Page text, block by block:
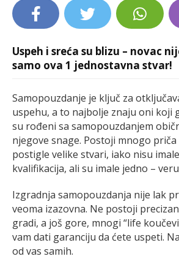
Uspeh i sreća su blizu – novac
samo ova 1 jednostavna stvar!
Samopouzdanje je ključ za
uspehu, a to najbolje znaju oni koji
su rođeni sa samopouzdanjem
njegove snage. Postoji mnogo
postigle velike stvari, iako nisu
kvalifikacija, ali su imale jedno –
Izgradnja samopouzdanja nije lak
veoma izazovna. Ne postoji
gradi, a još gore, mnogi “life
vam dati garanciju da ćete uspeti.
od vas samih.